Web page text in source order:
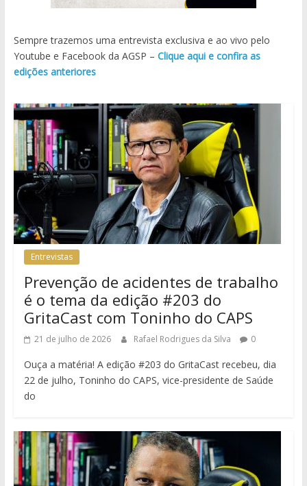
Sempre trazemos uma entrevista exclusiva e ao vivo pelo
Youtube e Facebook da AGSP – Clique aqui e confira as
edições anteriores
Entrevistas
Prevenção de acidentes de trabalho
é o tema da edição #203 do
GritaCast com Toninho do CAPS
21 de julho de 2026 Rafael Rodrigues da Silva 0
Ouça a matéria! A edição #203 do GritaCast recebeu, dia
22 de julho, Toninho do CAPS, vice-presidente de Saúde
do